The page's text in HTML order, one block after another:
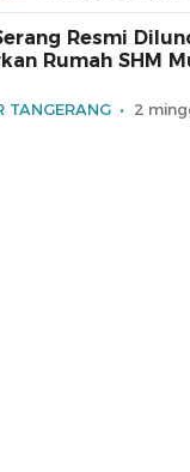
Resmi
Rumah SHM
TANGERANG 2